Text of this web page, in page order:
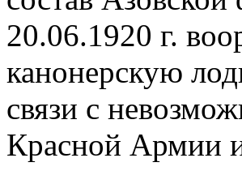
20.06.1920 г.
канонерскую
связи с
Красной Армии